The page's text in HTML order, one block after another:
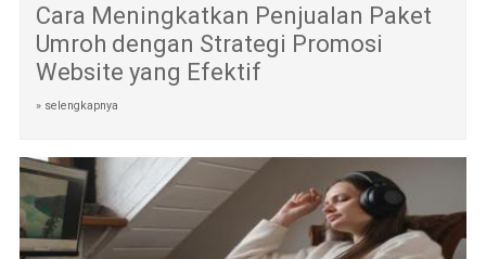
Cara Meningkatkan Penjualan Paket
Umroh dengan Strategi Promosi
Website yang Efektif
» selengkapnya